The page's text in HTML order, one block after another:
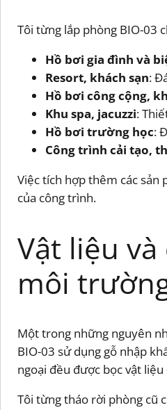
Tôi từng lắp phòng BIO-03
Hồ bơi gia đình và
Resort, khách sạn:
Hồ bơi công cộng,
Khu spa, jacuzzi:
Hồ bơi trường học:
Công trình cải tạo,
Việc tích hợp thêm các sản
của công trình.
Vật liệu
môi
Một trong những nguyên
BIO-03 sử dụng gỗ nhập
ngoại đều được bọc vật
Tôi từng tháo rời phòng cũ